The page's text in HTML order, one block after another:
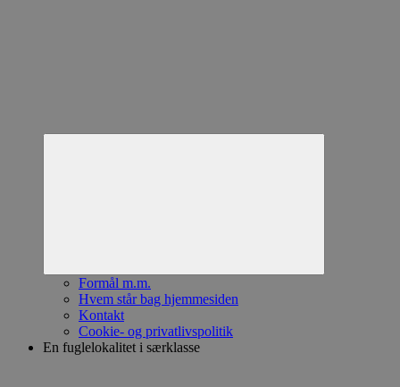
Formål m.m.
Hvem står bag hjemmesiden
Kontakt
Cookie- og privatlivspolitik
En fuglelokalitet i særklasse